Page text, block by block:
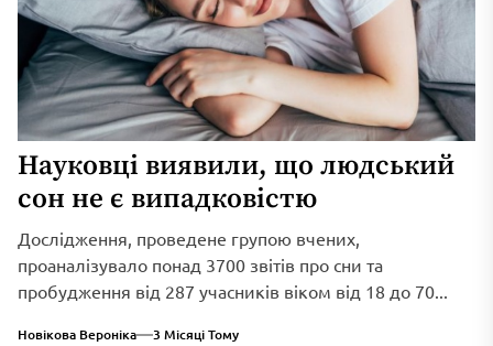
Науковці виявили, що людський
сон не є випадковістю
Дослідження, проведене групою вчених,
проаналізувало понад 3700 звітів про сни та
пробудження від 287 учасників віком від 18 до 70...
Новікова Вероніка 3 Місяці Тому